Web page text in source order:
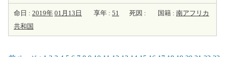
命日 : 2019年 01月13日 享年 : 51 死因 : 国籍 : 南アフリカ
共和国